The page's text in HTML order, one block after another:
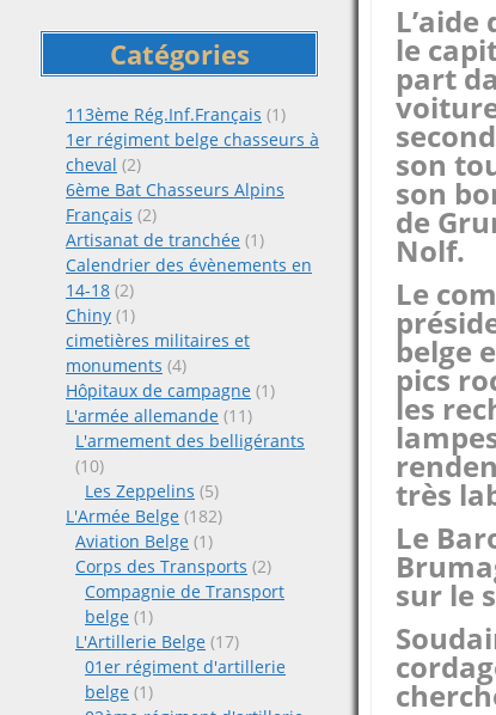
Catégories
113ème Rég.Inf.Français (1)
1er régiment belge chasseurs à
cheval (2)
6ème Bat Chasseurs Alpins
Français (2)
Artisanat de tranchée (1)
Calendrier des évènements en
14-18 (2)
Chiny (1)
cimetières militaires et
monuments (4)
Hôpitaux de campagne (1)
L'armée allemande (11)
L'armement des belligérants
(10)
Les Zeppelins (5)
L'Armée Belge (182)
Aviation Belge (1)
Corps des Transports (2)
Compagnie de Transport
belge (1)
L'Artillerie Belge (17)
01er régiment d'artillerie
belge (1)
le
part
son
son
de
Nolf.
Le
belge
pics
les
très
Le
sur le